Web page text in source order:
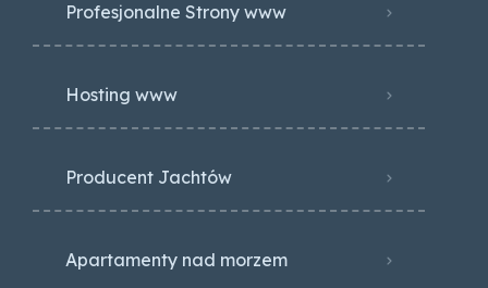
Profesjonalne Strony www
Hosting www
Producent Jachtów
Apartamenty nad morzem